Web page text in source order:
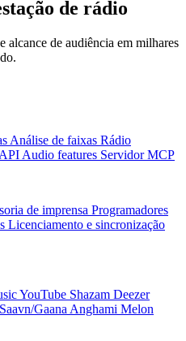
de rádio
alcance de audiência em milhares
Análise de faixas Rádio
API Audio features Servidor MCP
de imprensa Programadores
Licenciamento e sincronização
YouTube Shazam Deezer
Gaana Anghami Melon